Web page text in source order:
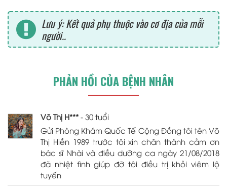
Lưu ý: Kết quả phụ thuộc vào cơ địa của mỗi
người..
PHẢN HỒI CỦA BỆNH NHÂN
Võ Thị H*** - 30 tuổi
Gửi Phòng Khám Quốc Tế Cộng Đồng tôi tên Võ
Thị Hiền 1989 trước tôi xin chân thành cảm ơn
bác sĩ Nhài và điều dưỡng ca ngày 21/08/2018
đã nhiệt tình giúp đỡ tôi điều trị khỏi viêm lộ
tuyến